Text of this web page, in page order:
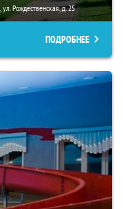
Рождественская, д. 25
ПОДРОБНЕЕ